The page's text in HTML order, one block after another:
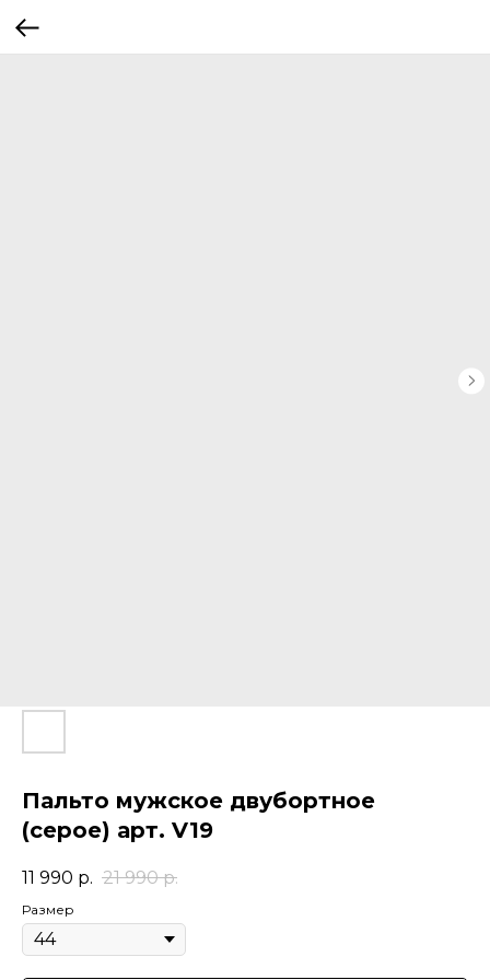
Пальто мужское двубортное
(серое) арт. V19
11 990 р. 21 990 р.
Размер